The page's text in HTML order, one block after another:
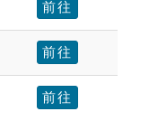
前往
前往
前往